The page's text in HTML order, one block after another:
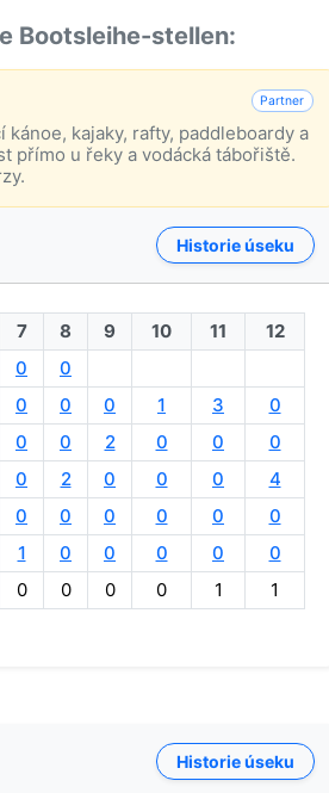
Bootsleihe-stellen:
Partner
kajaky, rafty, paddleboardy a
přímo u řeky a vodácká tábořiště.
Historie úseku
7 8 9 10 11
12
0
0
0 0 0 1 3
0
0 0 2 0 0
0
0 2 0 0 0
4
0 0 0 0 0
0
1 0 0 0 0
0
0 0 0 0 1 1
Historie úseku